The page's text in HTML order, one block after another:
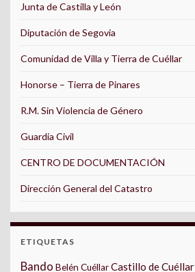
Junta de Castilla y León
Diputación de Segovia
Comunidad de Villa y Tierra de Cuéllar
Honorse – Tierra de Pinares
R.M. Sin Violencia de Género
Guardia Civil
CENTRO DE DOCUMENTACIÓN
Dirección General del Catastro
ETIQUETAS
Bando Belén CuéllarCastillo de Cuéllar